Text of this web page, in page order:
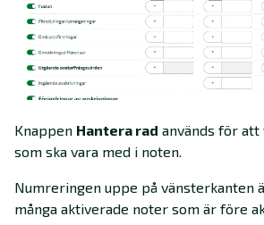
Knappen Hantera rad används för
som ska vara med i noten.
Numreringen uppe på vänsterkanten
många aktiverade noter som är före